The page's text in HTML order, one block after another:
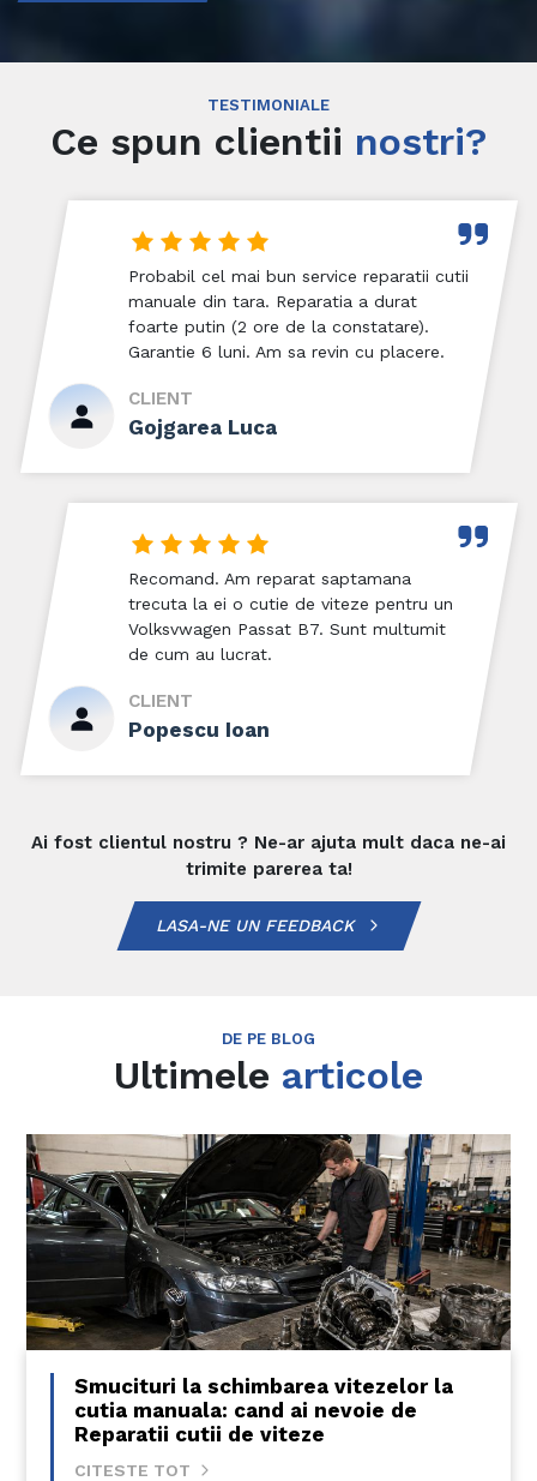
TESTIMONIALE
Ce spun clientii nostri?
Probabil cel mai bun service reparatii cutii
manuale din tara. Reparatia a durat
foarte putin (2 ore de la constatare).
Garantie 6 luni. Am sa revin cu placere.
CLIENT
Gojgarea Luca
Recomand. Am reparat saptamana
trecuta la ei o cutie de viteze pentru un
Volksvwagen Passat B7. Sunt multumit
de cum au lucrat.
CLIENT
Popescu Ioan
Ai fost clientul nostru ? Ne-ar ajuta mult daca ne-ai
trimite parerea ta!
LASA-NE UN FEEDBACK
DE PE BLOG
Ultimele articole
Smucituri la schimbarea vitezelor la
cutia manuala: cand ai nevoie de
Reparatii cutii de viteze
CITESTE TOT